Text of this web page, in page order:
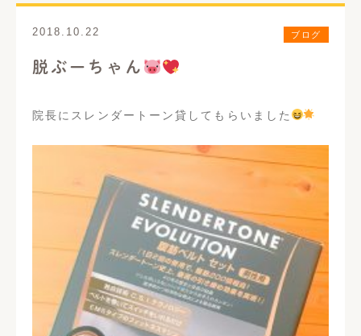
歯周病治療 義歯・入れ歯
インプラント
ホワイトニング 予防歯科
いびき治療
アクセス
お問い合わせ
はるなブログ
2018.10.22 ブログ
脱ぶーちゃん
院長にスレンダートーン貸してもらいました